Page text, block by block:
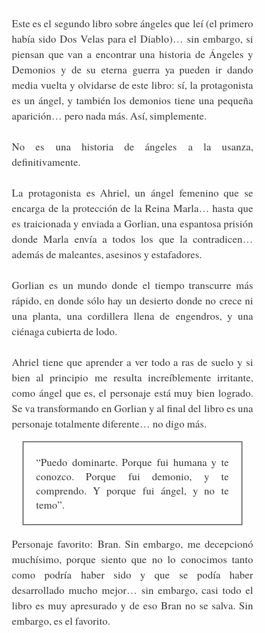
Este es el segundo libro sobre ángeles que leí (el primero
había sido Dos Velas para el Diablo)… sin embargo, si
piensan que van a encontrar una historia de Ángeles y
Demonios y de su eterna guerra ya pueden ir dando
media vuelta y olvidarse de este libro: sí, la protagonista
es un ángel, y también los demonios tiene una pequeña
aparición… pero nada más. Así, simplemente.
No es una historia de ángeles a la usanza,
definitivamente.
La protagonista es Ahriel, un ángel femenino que se
encarga de la protección de la Reina Marla… hasta que
es traicionada y enviada a Gorlian, una espantosa prisión
donde Marla envía a todos los que la contradicen…
además de maleantes, asesinos y estafadores.
Gorlian es un mundo donde el tiempo transcurre más
rápido, en donde sólo hay un desierto donde no crece ni
una planta, una cordillera llena de engendros, y una
ciénaga cubierta de lodo.
Ahriel tiene que aprender a ver todo a ras de suelo y si
bien al principio me resulta increíblemente irritante,
como ángel que es, el personaje está muy bien logrado.
Se va transformando en Gorlian y al final del libro es una
personaje totalmente diferente… no digo más.
“Puedo dominarte. Porque fui humana y te
conozco. Porque fui demonio, y te
comprendo. Y porque fui ángel, y no te
temo”.
Personaje favorito: Bran. Sin embargo, me decepcionó
muchísimo, porque siento que no lo conocimos tanto
como podría haber sido y que se podía haber
desarrollado mucho mejor… sin embargo, casi todo el
libro es muy apresurado y de eso Bran no se salva. Sin
embargo, es el favorito.